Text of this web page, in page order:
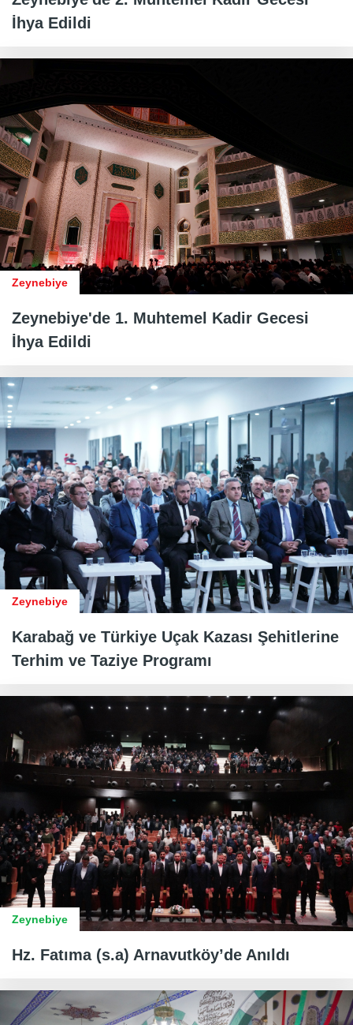
İhya Edildi
Zeynebiye
Zeynebiye'de 1. Muhtemel Kadir Gecesi
İhya Edildi
Zeynebiye
Karabağ ve Türkiye Uçak Kazası Şehitlerine
Terhim ve Taziye Programı
Zeynebiye
Hz. Fatıma (s.a) Arnavutköy’de Anıldı